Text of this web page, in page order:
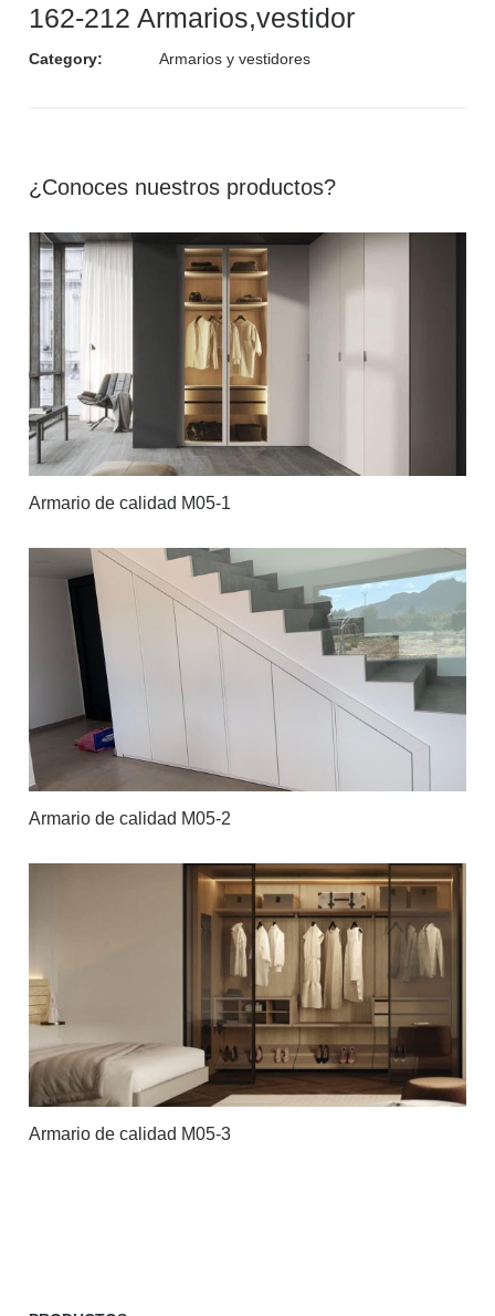
162-212 Armarios,vestidor
Category: Armarios y vestidores
¿Conoces nuestros productos?
Armario de calidad M05-1
Armario de calidad M05-2
Armario de calidad M05-3